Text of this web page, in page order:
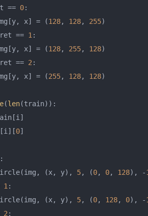
== 0:
x] = (
128, 128, 255)
ret == 1 :
x] = (
128, 255, 128)
ret == 2 :
x] = (
255, 128, 128)
(len(train)):
0]
:
(x, y),
5, (0, 0, 128), -
1 :
(x, y),
5, (0, 128, 0), -
2 :